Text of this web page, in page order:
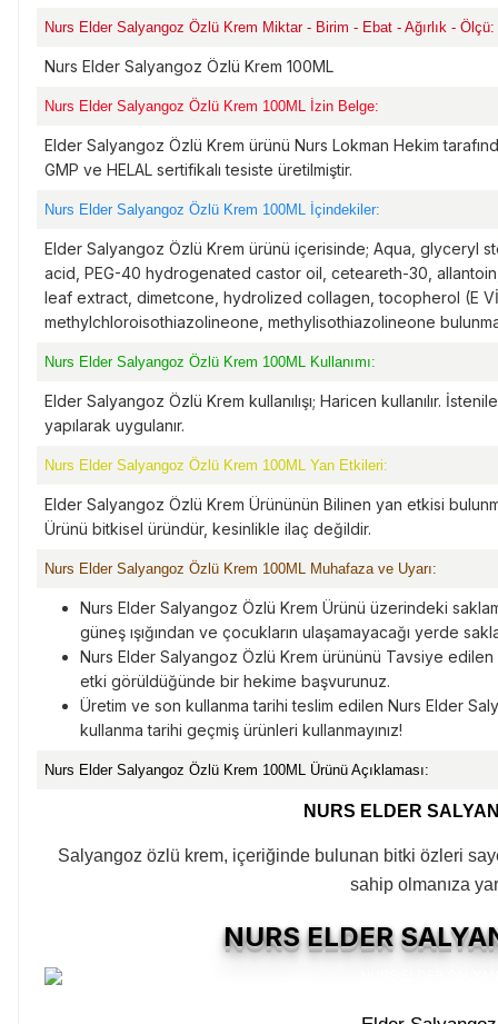
Nurs Elder Salyangoz Özlü Krem Miktar - Birim - Ebat - Ağırlık - Ölçü:
Nurs Elder Salyangoz Özlü Krem 100ML
Nurs Elder Salyangoz Özlü Krem 100ML İzin Belge:
Elder Salyangoz Özlü Krem ürünü Nurs Lokman Hekim
GMP ve HELAL sertifikalı tesiste üretilmiştir.
Nurs Elder Salyangoz Özlü Krem 100ML İçindekiler:
Elder Salyangoz Özlü Krem ürünü içerisinde; Aqua, glyceryl
acid, PEG-40 hydrogenated castor oil, ceteareth-30,
leaf extract, dimetcone, hydrolized collagen, tocopherol (E
methylchloroisothiazolineone, methylisothiazolineone
Nurs Elder Salyangoz Özlü Krem 100ML Kullanımı:
Elder Salyangoz Özlü Krem kullanılışı; Haricen kullanılır.
yapılarak uygulanır.
Nurs Elder Salyangoz Özlü Krem 100ML Yan Etkileri:
Elder Salyangoz Özlü Krem Ürününün Bilinen yan etkisi
Ürünü bitkisel üründür, kesinlikle ilaç değildir.
Nurs Elder Salyangoz Özlü Krem 100ML Muhafaza ve Uyarı:
Nurs Elder Salyangoz Özlü Krem Ürünü üzerindeki
güneş ışığından ve çocukların ulaşamayacağı yerde
Nurs Elder Salyangoz Özlü Krem ürününü Tavsiye
etki görüldüğünde bir hekime başvurunuz.
Üretim ve son kullanma tarihi teslim edilen Nurs Elder
kullanma tarihi geçmiş ürünleri kullanmayınız!
Nurs Elder Salyangoz Özlü Krem 100ML Ürünü Açıklaması:
NURS ELDER
Salyangoz özlü krem, içeriğinde bulunan bitki özleri
sahip olmanıza
NURS ELDER